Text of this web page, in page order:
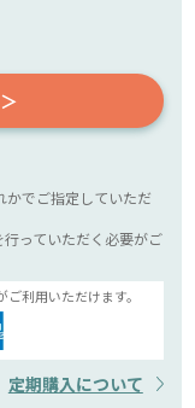
かでご指定していただ
っていただく必要がご
利用いただけます。
定期購入について